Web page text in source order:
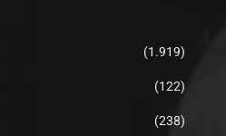
(1.919)
(122)
(238)